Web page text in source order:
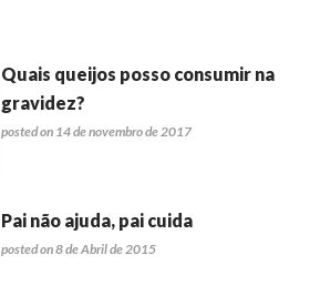
Quais queijos posso consumir na
gravidez?
posted on 14 de novembro de 2017
Pai não ajuda, pai cuida
posted on 8 de Abril de 2015